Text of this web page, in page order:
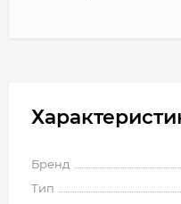
Бренд
Тип